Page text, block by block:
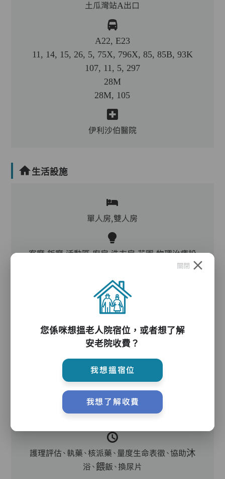
土瓜灣站A出口
A22, E23
11, 14, 15, 26, 5, 75X, 796X, 85, 85B, 93K
107, 11, 5, 297
28M
28M, 105
伊利沙伯醫院
生活設施
單人房,雙人房
客廳,飯廳,活動區,廚房,洗衣房,花園,物理治療設
電動床,氣墊床,升降機,防滑扶手,助行器/拐杖,輪
椅,院車
護理服務
主管,助理員,護理員,保健員,營養師,護士,物理治
護理評估、執藥、核派藥、量度生命表徵、協助沐
浴、餵飯、換尿片
關閉
您係咪想搵老人院宿位，或者想了解
安老院收費？
我想搵宿位
我想了解收費